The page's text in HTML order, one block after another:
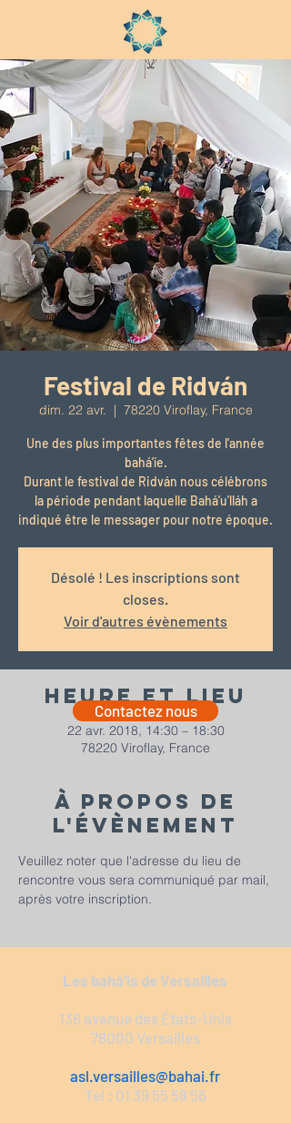
Festival de Ridván
dim. 22 avr.
  |
78220 Viroflay, France
Une des plus importantes fêtes de l'année
bahá’íe.
Durant le festival de Ridván nous célébrons
la période pendant laquelle Bahá'u'lláh a
indiqué être le messager pour notre époque.
Désolé ! Les inscriptions sont
closes.
Voir d'autres évènements
Heure et lieu
22 avr. 2018, 14:30 – 18:30
78220 Viroflay, France
À propos de
l'évènement
Veuillez noter que l'adresse du lieu de
rencontre vous sera communiqué par mail,
après votre inscription.
Contactez nous
Les bahá’ís de Versailles
136 avenue des États-Unis
78000 Versailles
asl.versailles@bahai.fr
Tel : 01 39 55 58 56